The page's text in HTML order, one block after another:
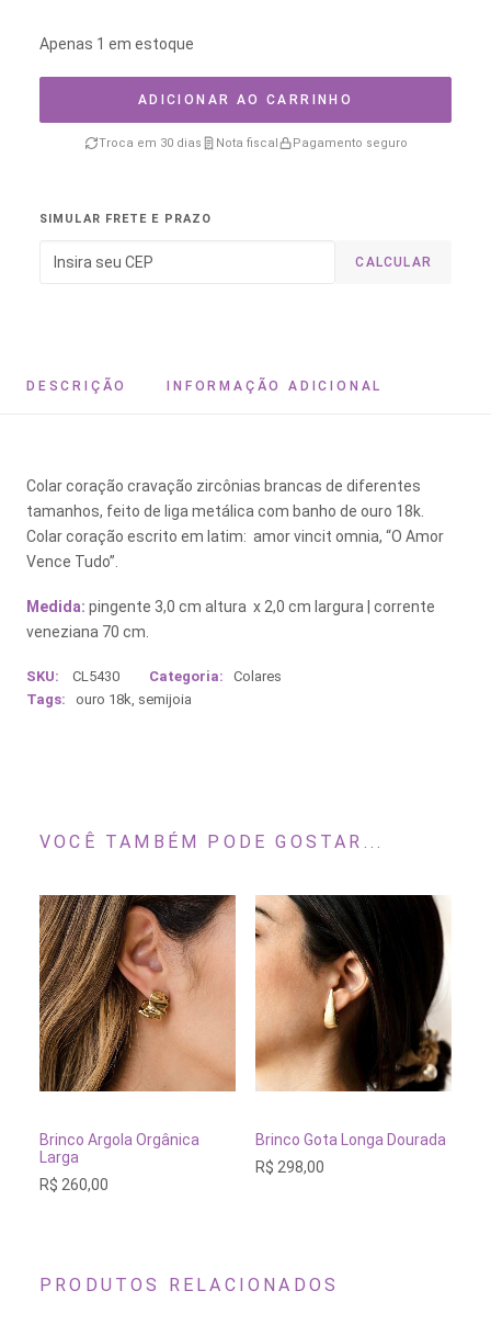
Apenas 1 em estoque
ADICIONAR AO CARRINHO
Troca em 30 dias Nota fiscal Pagamento seguro
SIMULAR FRETE E PRAZO
CALCULAR
DESCRIÇÃO INFORMAÇÃO ADICIONAL
Colar coração cravação zircônias brancas de diferentes
tamanhos, feito de liga metálica com banho de ouro 18k.
Colar coração escrito em latim: amor vincit omnia, “O Amor
Vence Tudo”.
Medida: pingente 3,0 cm altura x 2,0 cm largura | corrente
veneziana 70 cm.
SKU: CL5430 Categoria:
Colares
Tags:
ouro 18k, semijoia
VOCÊ TAMBÉM PODE GOSTAR...
ESGOTADO
Brinco Argola Orgânica
Larga
R$ 260,00
ESGOTADO
Brinco Gota Longa Dourada
R$ 298,00
PRODUTOS RELACIONADOS